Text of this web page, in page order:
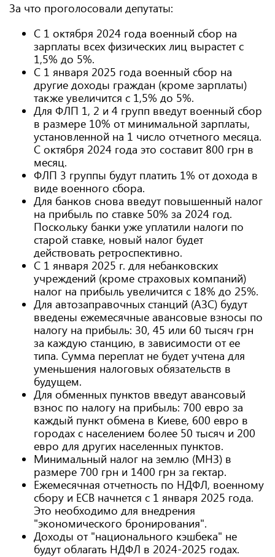
За что проголосовали депутаты:
С 1 октября 2024 года военный сбор на
зарплаты всех физических лиц вырастет с
1,5% до 5%.
С 1 января 2025 года военный сбор на
другие доходы граждан (кроме зарплаты)
также увеличится с 1,5% до 5%.
Для ФЛП 1, 2 и 4 групп введут военный сбор
в размере 10% от минимальной зарплаты,
установленной на 1 число отчетного месяца.
С октября 2024 года это составит 800 грн в
месяц.
ФЛП 3 группы будут платить 1% от дохода в
виде военного сбора.
Для банков снова введут повышенный налог
на прибыль по ставке 50% за 2024 год.
Поскольку банки уже уплатили налоги по
старой ставке, новый налог будет
действовать ретроспективно.
С 1 января 2025 г. для небанковских
учреждений (кроме страховых компаний)
налог на прибыль увеличится с 18% до 25%.
Для автозаправочных станций (АЗС) будут
введены ежемесячные авансовые взносы по
налогу на прибыль: 30, 45 или 60 тысяч грн
за каждую станцию, в зависимости от ее
типа. Сумма переплат не будет учтена для
уменьшения налоговых обязательств в
будущем.
Для обменных пунктов введут авансовый
взнос по налогу на прибыль: 700 евро за
каждый пункт обмена в Киеве, 600 евро в
городах с населением более 50 тысяч и 200
евро для других населенных пунктов.
Минимальный налог на землю (МНЗ) в
размере 700 грн и 1400 грн за гектар.
Ежемесячная отчетность по НДФЛ, военному
сбору и ЕСВ начнется с 1 января 2025 года.
Это необходимо для внедрения
"экономического бронирования".
Доходы от "национального кэшбека" не
будут облагать НДФЛ в 2024-2025 годах.